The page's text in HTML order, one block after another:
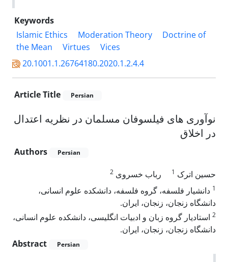
Keywords
Islamic Ethics
Moderation Theory
Doctrine of
the Mean
Virtues
Vices
20.1001.1.26764180.2020.1.2.4.4
Article Title Persian
نوآوری های فیلسوفان مسلمان در نظریه اعتدال
در اخلاق
Authors Persian
حسین اترک 1 رباب خسروی 2
1 دانشیار فلسفه، گروه فلسفه، دانشکده علوم انسانی،
دانشگاه زنجان، زنجان، ایران.
2 استادیار گروه زبان و ادبیات انگلیسی، دانشکده علوم انسانی،
دانشگاه زنجان، زنجان، ایران.
Abstract
Persian